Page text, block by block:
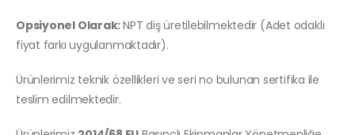
Opsiyonel Olarak:NPT diş üretilebilmektedir (Adet odaklı
fiyat farkı uygulanmaktadır).
Ürünlerimiz teknik özellikleri ve seri no bulunan sertifika ile
teslim edilmektedir.